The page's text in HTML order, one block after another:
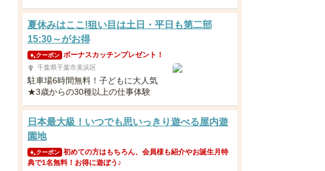
夏休みはここ!狙い目は土日・平日も第二部
15:30～がお得
クーポン ボーナスカッチンプレゼント！
千葉県千葉市美浜区
駐車場6時間無料！子どもに大人気
★3歳からの30種以上の仕事体験
日本最大級！いつでも思いっきり遊べる屋内遊
園地
クーポン 初めての方はもちろん、会員様も紹介やお誕生月特
典で1名無料！お得に遊ぼう♪